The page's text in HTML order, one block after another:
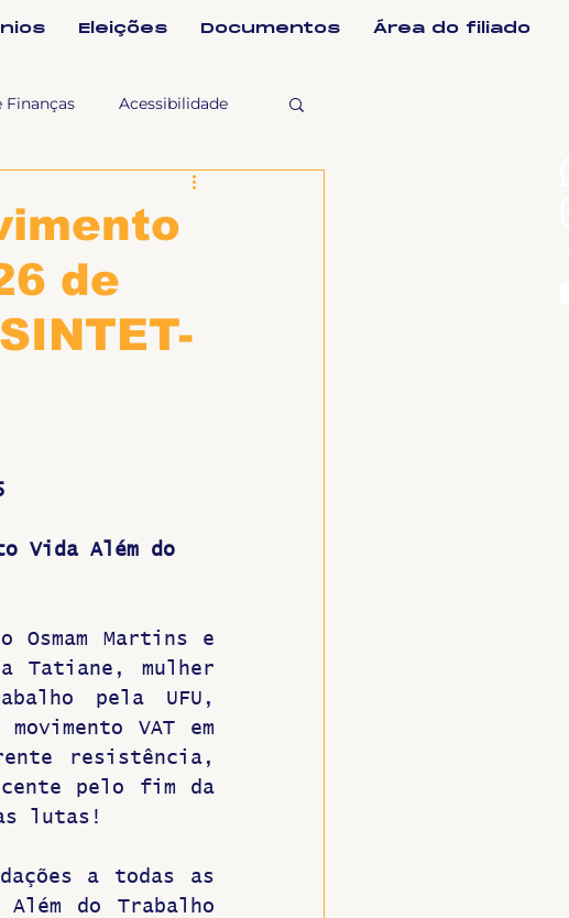
Eleições Documentos Área do filiado
Finanças Acessibilidade
Mundode
Vida Além do
Osmam Martins e
Tatiane, mulher
pela UFU,
VAT em
resistência,
pelo fim da
lutas!
a todas as
Além do Trabalho